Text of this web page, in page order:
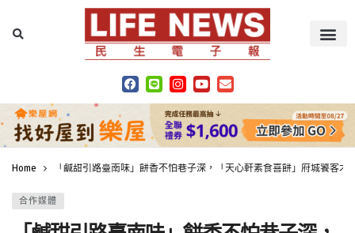
Home 「鹹甜引路臺南味」餅香不怕巷子深，「天心軒素食喜餅」府城饕客才
合作媒體